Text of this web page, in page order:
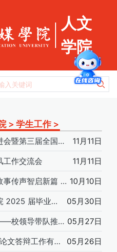
人文
学院
> 学生工作 >
人文学院召开就业推进会暨第三届全国大学生职业规划大赛培训会 11月11日
工作交流会 11月11日
辽韵承脉人文赋能，故事传声智启新篇 ——人文学院主办“讲好辽宁故事”项目启动仪式 10月10日
辽宁传媒学院人文学院 2025 届毕业生德育答辩圆满落幕 上好大学“最后一堂思政课” 05月30日
访企拓岗，校企融合——校领导带队推动人才培养与就业 05月27日
人文学院2025届毕业论文答辩工作有序深入推进 05月26日